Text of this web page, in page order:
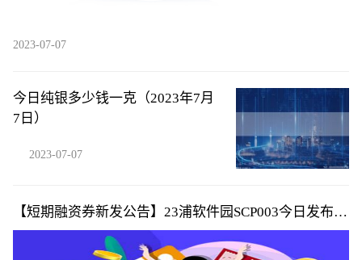
2023-07-07
今日纯银多少钱一克（2023年7月
7日）
2023-07-07
【短期融资券新发公告】23浦软件园SCP003今日发布发
行公告